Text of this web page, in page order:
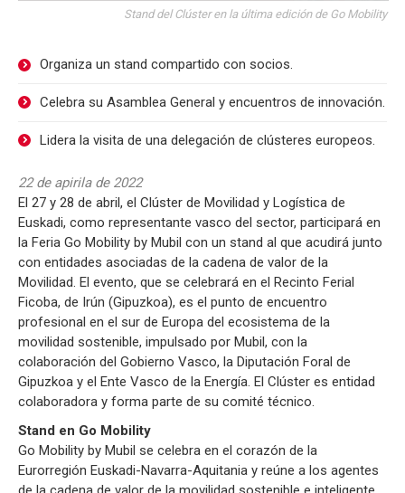
Stand del Clúster en la última edición de Go Mobility
Organiza un stand compartido con socios.
Celebra su Asamblea General y encuentros de innovación.
Lidera la visita de una delegación de clústeres europeos.
22 de apirila de 2022
El 27 y 28 de abril, el Clúster de Movilidad y Logística de
Euskadi, como representante vasco del sector, participará en
la Feria Go Mobility by Mubil con un stand al que acudirá junto
con entidades asociadas de la cadena de valor de la
Movilidad. El evento, que se celebrará en el Recinto Ferial
Ficoba, de Irún (Gipuzkoa), es el punto de encuentro
profesional en el sur de Europa del ecosistema de la
movilidad sostenible, impulsado por Mubil, con la
colaboración del Gobierno Vasco, la Diputación Foral de
Gipuzkoa y el Ente Vasco de la Energía. El Clúster es entidad
colaboradora y forma parte de su comité técnico.
Stand en Go Mobility
Go Mobility by Mubil se celebra en el corazón de la
Eurorregión Euskadi-Navarra-Aquitania y reúne a los agentes